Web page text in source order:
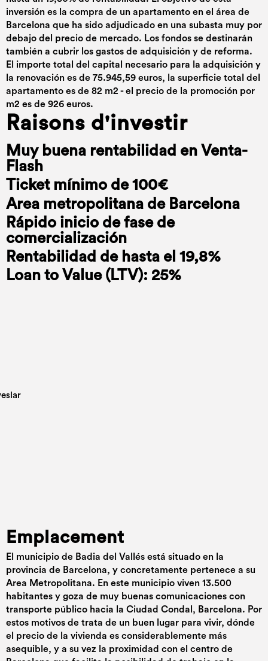
inversión es la compra de un apartamento en el área de
Barcelona que ha sido adjudicado en una subasta muy por
debajo del precio de mercado. Los fondos se destinarán
también a cubrir los gastos de adquisición y de reforma.
El importe total del capital necesario para la adquisición y
la renovación es de 75.945,59 euros, la superficie total del
apartamento es de 82 m2 - el precio de la promoción por
m2 es de 926 euros.
Raisons d'investir
Muy buena rentabilidad en Venta-
Flash
Ticket mínimo de 100€
Area metropolitana de Barcelona
Rápido inicio de fase de
comercialización
Rentabilidad de hasta el 19,8%
Loan to Value (LTV): 25%
Emplacement
El municipio de Badia del Vallés está situado en la
provincia de Barcelona, y concretamente pertenece a su
Area Metropolitana. En este municipio viven 13.500
habitantes y goza de muy buenas comunicaciones con
transporte público hacia la Ciudad Condal, Barcelona. Por
estos motivos de trata de un buen lugar para vivir, dónde
el precio de la vivienda es considerablemente más
asequible, y a su vez la proximidad con el centro de